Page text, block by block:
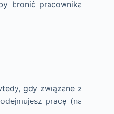
bronić pracownika
gdy związane z
pracę (na